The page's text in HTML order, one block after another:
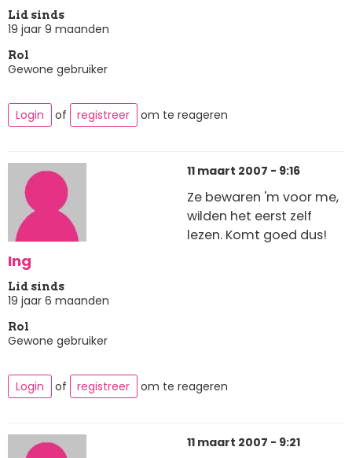
Lid sinds
19 jaar 9 maanden
Rol
Gewone gebruiker
Login of registreer om te reageren
Ing
Lid sinds
19 jaar 6 maanden
Rol
Gewone gebruiker
11 maart 2007 - 9:16
Ze bewaren 'm voor me,
wilden het eerst zelf
lezen. Komt goed dus!
Login of registreer om te reageren
11 maart 2007 - 9:21